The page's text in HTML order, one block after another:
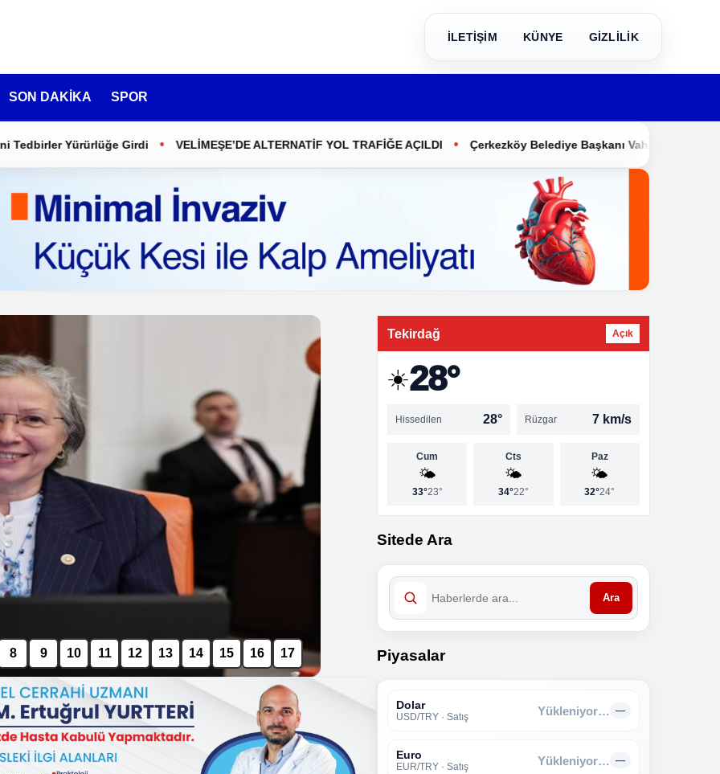
İLETİŞİM KÜNYE GİZLİLİK
SON DAKİKA SPOR
Yürürlüğe Girdi • VELİMEŞE’DE ALTERNATİF YOL TRAFİĞE AÇILDI • Çerkezköy Belediye Başkanı Vahap Akay CHP’den
8 9 10 11 12 13 14 15 16 17
Tekirdağ Açık
☀️28°
Hissedilen 28° Rüzgar 7 km/s
Cum
🌤️
33°23°
Cts
🌤️
34°22°
Paz
🌤️
32°24°
Sitede Ara
Ara
Piyasalar
Dolar
USD/TRY · Satış Yükleniyor… —
Euro
EUR/TRY · Satış Yükleniyor… —